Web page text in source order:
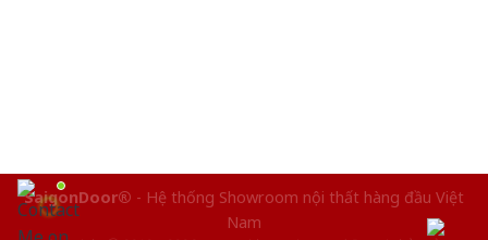
SaigonDoor® - Hệ thống Showroom nội thất hàng đầu Việt
Nam